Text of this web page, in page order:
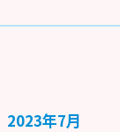
2023年7月